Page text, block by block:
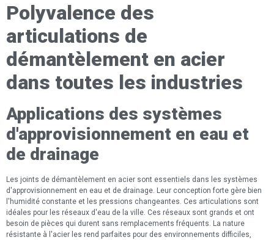
Polyvalence des
articulations de
démantèlement en acier
dans toutes les industries
Applications des systèmes
d'approvisionnement en eau et
de drainage
Les joints de démantèlement en acier sont essentiels dans les systèmes
d'approvisionnement en eau et de drainage. Leur conception forte gère bien
l'humidité constante et les pressions changeantes. Ces articulations sont
idéales pour les réseaux d'eau de la ville. Ces réseaux sont grands et ont
besoin de pièces qui durent sans remplacements fréquents. La nature
résistante à l'acier les rend parfaites pour des environnements difficiles,